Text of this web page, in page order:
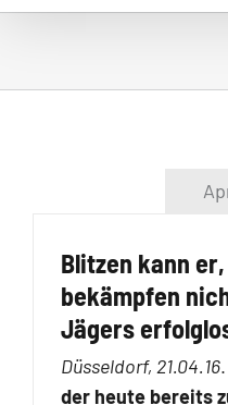
Blitzen kann
bekämpfen
Jägers
Düsseldorf, 21.04.16.
der heute bereits